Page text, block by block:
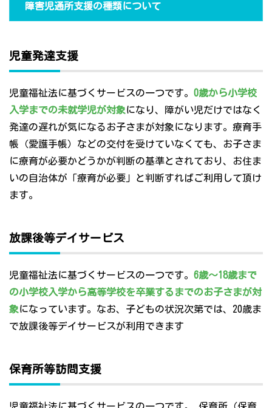
障害児通所支援の種類について
児童発達支援
児童福祉法に基づくサービスの一つです。 0歳から小学校
入学までの未就学児が対象になり、障がい児だけではなく
発達の遅れが気になるお子さまが対象になります。療育手
帳（愛護手帳）などの交付を受けていなくても、お子さま
に療育が必要かどうかが判断の基準とされており、お住ま
いの自治体が「療育が必要」と判断すればご利用して頂け
ます。
放課後等デイサービス
児童福祉法に基づくサービスの一つです。 6歳～18歳まで
の小学校入学から高等学校を卒業するまでのお子さまが対
象になっています。なお、子どもの状況次第では、20歳ま
で放課後等デイサービスが利用できます
保育所等訪問支援